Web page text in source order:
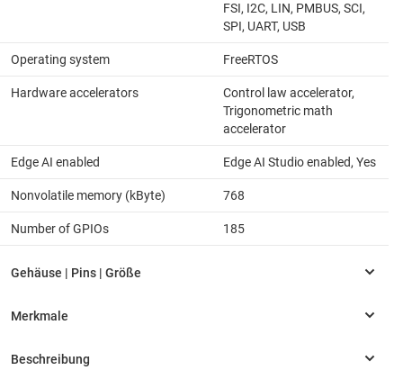
FSI, I2C, LIN, PMBUS, SCI,
SPI, UART, USB
Operating system FreeRTOS
Hardware accelerators
Control law accelerator,
Trigonometric math
accelerator
Edge AI enabled Edge AI Studio enabled, Yes
Nonvolatile memory (kByte) 768
Number of GPIOs 185